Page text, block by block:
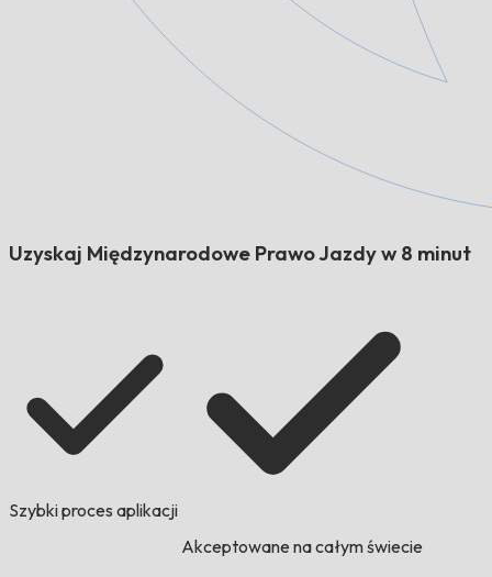
Uzyskaj Międzynarodowe Prawo Jazdy w 8 minut
Szybki proces aplikacji
Akceptowane na całym świecie